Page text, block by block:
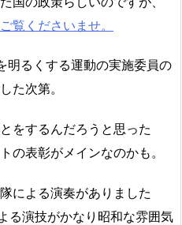
覧くださいませ。
明るくする運動の実施委員の
た次第。
をするんだろうと思った
の表彰がメインなのかも。
による演奏がありました
る演技がかなり昭和な雰囲気